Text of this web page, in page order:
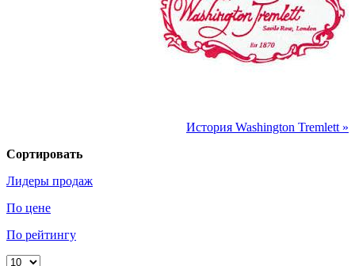
История Washington Tremlett »
Сортировать
Лидеры продаж
По цене
По рейтингу